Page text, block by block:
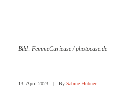
Bild: FemmeCurieuse / photocase.de
13. April 2023 | By Sabine Hübner